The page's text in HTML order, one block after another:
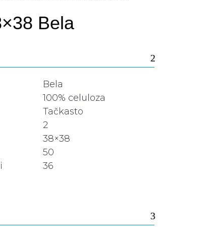
Bela
Bela
100% celuloza
Tačkasto
2
38×38
50
36